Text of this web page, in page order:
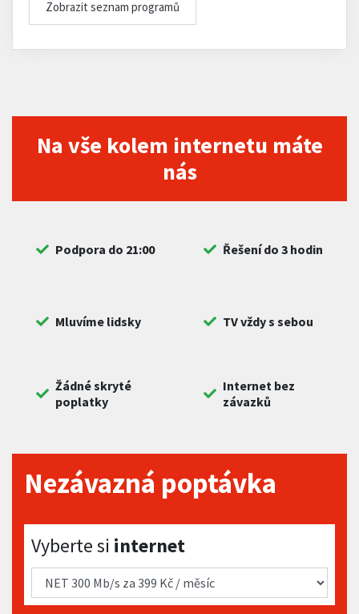
Zobrazit seznam programů
Na vše kolem internetu máte
nás
Podpora do 21:00 Řešení do 3 hodin
Mluvíme lidsky TV vždy s sebou
Žádné skryté
poplatky
Internet bez
závazků
Nezávazná poptávka
Vyberte si internet
Vyberte si internet